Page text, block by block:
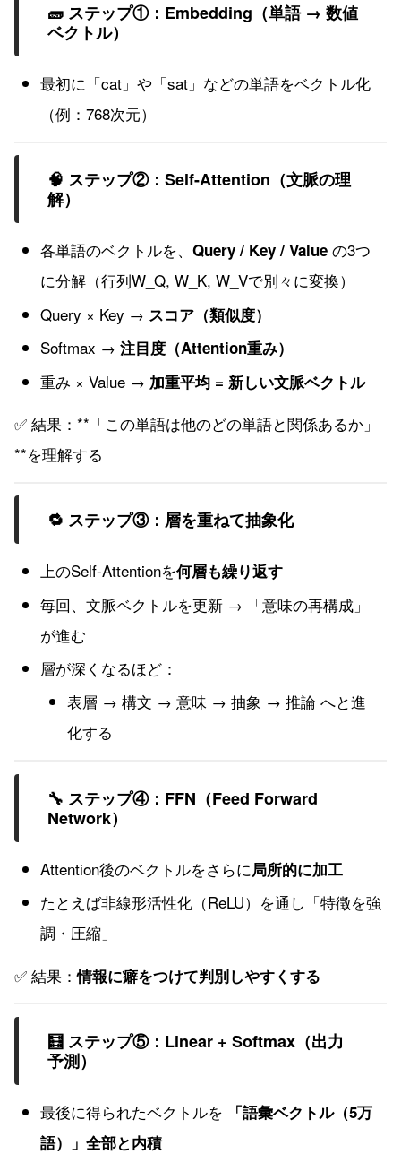
🧱 ステップ①：Embedding（単語 → 数値
ベクトル）
最初に「cat」や「sat」などの単語をベクトル化
（例：768次元）
🧠 ステップ②：Self-Attention（文脈の理
解）
各単語のベクトルを、Query / Key / Value の3つ
に分解（行列W_Q, W_K, W_Vで別々に変換）
Query × Key → スコア（類似度）
Softmax →注目度（Attention重み）
重み × Value → 加重平均 = 新しい文脈ベクトル
✅ 結果：**「この単語は他のどの単語と関係あるか」
**を理解する
🔁 ステップ③：層を重ねて抽象化
上のSelf-Attentionを何層も繰り返す
毎回、文脈ベクトルを更新 → 「意味の再構成」
が進む
層が深くなるほど：
表層 → 構文 → 意味 → 抽象 → 推論 へと進
化する
🔧 ステップ④：FFN（Feed Forward
Network）
Attention後のベクトルをさらに局所的に加工
たとえば非線形活性化（ReLU）を通し「特徴を強
調・圧縮」
✅ 結果：情報に癖をつけて判別しやすくする
🧮 ステップ⑤：Linear + Softmax（出力
予測）
最後に得られたベクトルを
「語彙ベクトル（5万
語）」全部と内積